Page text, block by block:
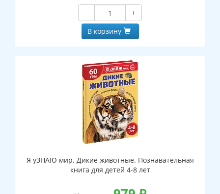
−
+
В корзину
Я уЗНАЮ мир. Дикие животные. Познавательная
книга для детей 4-8 лет